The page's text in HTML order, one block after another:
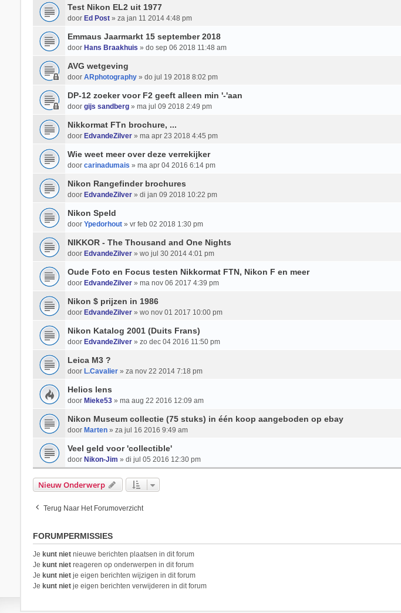
Test Nikon EL2 uit 1977
door Ed Post» za jan 11 2014 4:48 pm
Emmaus Jaarmarkt 15 september 2018
door Hans Braakhuis » do sep 06 2018 11:48 am
AVG wetgeving
door ARphotography» do jul 19 2018 8:02 pm
DP-12 zoeker voor F2 geeft alleen min '-'aan
door gijs sandberg» ma jul 09 2018 2:49 pm
Nikkormat FTn brochure, ...
door EdvandeZilver» ma apr 23 2018 4:45 pm
Wie weet meer over deze verrekijker
door carinadumais » ma apr 04 2016 6:14 pm
Nikon Rangefinder brochures
door EdvandeZilver» di jan 09 2018 10:22 pm
Nikon Speld
door Ypedorhout» vr feb 02 2018 1:30 pm
NIKKOR - The Thousand and One Nights
door EdvandeZilver» wo jul 30 2014 4:01 pm
Oude Foto en Focus testen Nikkormat FTN, Nikon F en meer
door EdvandeZilver» ma nov 06 2017 4:39 pm
Nikon $ prijzen in 1986
door EdvandeZilver» wo nov 01 2017 10:00 pm
Nikon Katalog 2001 (Duits Frans)
door EdvandeZilver» zo dec 04 2016 11:50 pm
Leica M3 ?
door L.Cavalier» za nov 22 2014 7:18 pm
Helios lens
door Mieke53» ma aug 22 2016 12:09 am
Nikon Museum collectie (75 stuks) in één koop aangeboden op ebay
door Marten» za jul 16 2016 9:49 am
Veel geld voor 'collectible'
door Nikon-Jim » di jul 05 2016 12:30 pm
Nieuw Onderwerp
Terug Naar Het Forumoverzicht
FORUMPERMISSIES
Je kunt nietnieuwe berichten plaatsen in dit forum
Je kunt nietreageren op onderwerpen in dit forum
Je kunt nietje eigen berichten wijzigen in dit forum
Je kunt nietje eigen berichten verwijderen in dit forum